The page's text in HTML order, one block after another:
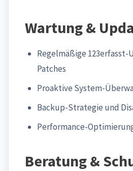
Wartung &
Regelmäßige 123erfasst-
Patches
Proaktive System-
Backup-Strategie und
Performance-
Beratung &